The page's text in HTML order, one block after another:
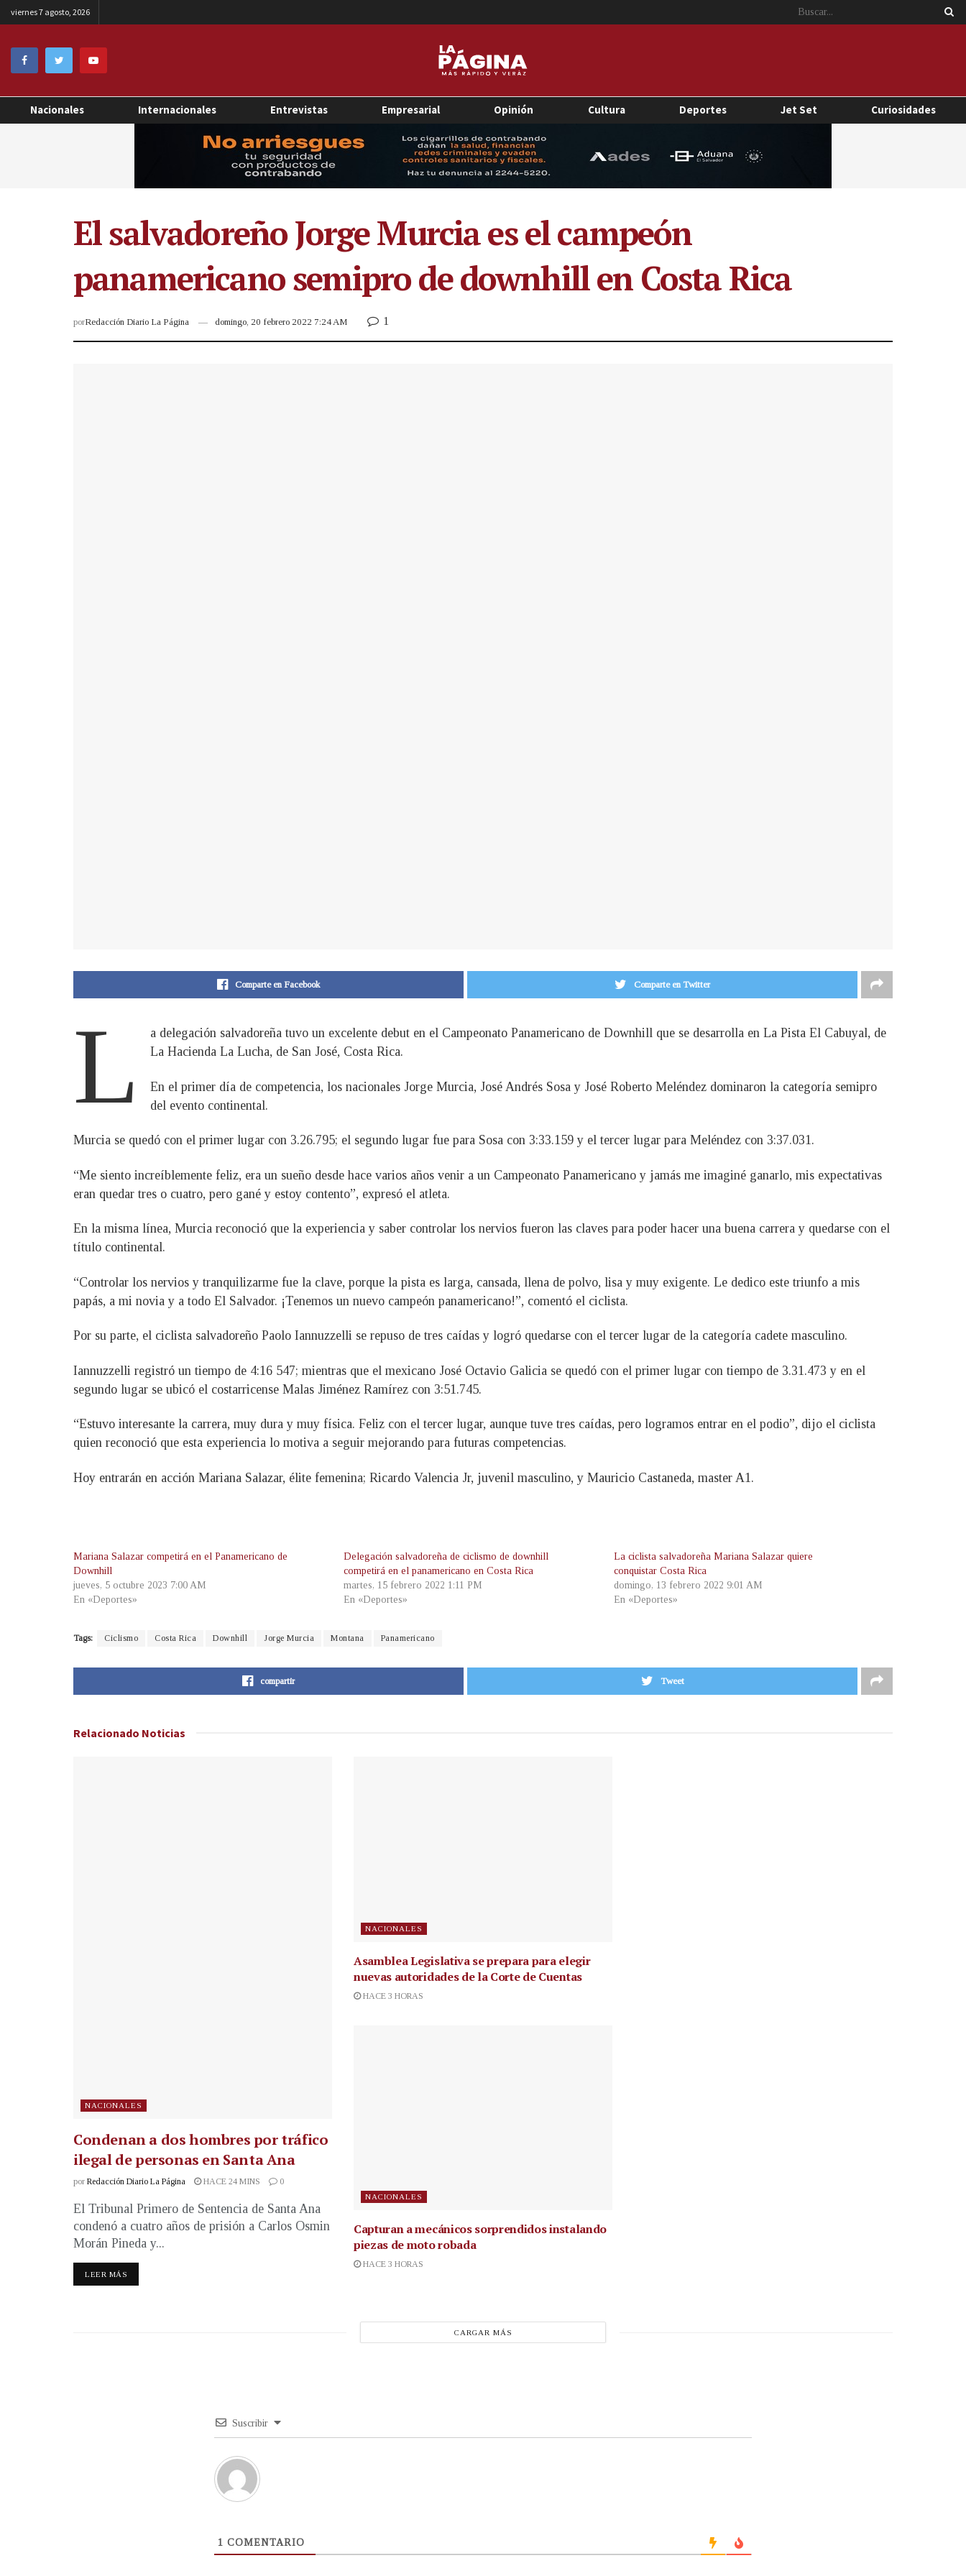
viernes 7 agosto, 2026
Nacionales Internacionales Entrevistas Empresarial Opinión Cultura Deportes Jet Set Curiosidades
El salvadoreño Jorge Murcia es el campeón
panamericano semipro de downhill en Costa Rica
porRedacción Diario La Página domingo, 20 febrero 2022 7:24 AM 1
Comparte en Facebook Comparte en Twitter
L
a delegación salvadoreña tuvo un excelente debut en el Campeonato Panamericano de Downhill que se desarrolla en La Pista El Cabuyal, de
La Hacienda La Lucha, de San José, Costa Rica.
En el primer día de competencia, los nacionales Jorge Murcia, José Andrés Sosa y José Roberto Meléndez dominaron la categoría semipro
del evento continental.
Murcia se quedó con el primer lugar con 3.26.795; el segundo lugar fue para Sosa con 3:33.159 y el tercer lugar para Meléndez con 3:37.031.
“Me siento increíblemente feliz, era un sueño desde hace varios años venir a un Campeonato Panamericano y jamás me imaginé ganarlo, mis expectativas
eran quedar tres o cuatro, pero gané y estoy contento”, expresó el atleta.
En la misma línea, Murcia reconoció que la experiencia y saber controlar los nervios fueron las claves para poder hacer una buena carrera y quedarse con el
título continental.
“Controlar los nervios y tranquilizarme fue la clave, porque la pista es larga, cansada, llena de polvo, lisa y muy exigente. Le dedico este triunfo a mis
papás, a mi novia y a todo El Salvador. ¡Tenemos un nuevo campeón panamericano!”, comentó el ciclista.
Por su parte, el ciclista salvadoreño Paolo Iannuzzelli se repuso de tres caídas y logró quedarse con el tercer lugar de la categoría cadete masculino.
Iannuzzelli registró un tiempo de 4:16 547; mientras que el mexicano José Octavio Galicia se quedó con el primer lugar con tiempo de 3.31.473 y en el
segundo lugar se ubicó el costarricense Malas Jiménez Ramírez con 3:51.745.
“Estuvo interesante la carrera, muy dura y muy física. Feliz con el tercer lugar, aunque tuve tres caídas, pero logramos entrar en el podio”, dijo el ciclista
quien reconoció que esta experiencia lo motiva a seguir mejorando para futuras competencias.
Hoy entrarán en acción Mariana Salazar, élite femenina; Ricardo Valencia Jr, juvenil masculino, y Mauricio Castaneda, master A1.
Mariana Salazar competirá en el Panamericano de
Downhill
jueves, 5 octubre 2023 7:00 AM
En «Deportes»
Delegación salvadoreña de ciclismo de downhill
competirá en el panamericano en Costa Rica
martes, 15 febrero 2022 1:11 PM
En «Deportes»
La ciclista salvadoreña Mariana Salazar quiere
conquistar Costa Rica
domingo, 13 febrero 2022 9:01 AM
En «Deportes»
Tags: Ciclismo Costa Rica Downhill Jorge Murcia Montana Panamericano
compartir Tweet
Relacionado Noticias
NACIONALES
Condenan a dos hombres por tráfico
ilegal de personas en Santa Ana
por Redacción Diario La Página HACE 24 MINS 0
El Tribunal Primero de Sentencia de Santa Ana
condenó a cuatro años de prisión a Carlos Osmin
Morán Pineda y...
LEER MÁS
NACIONALES
Asamblea Legislativa se prepara para elegir
nuevas autoridades de la Corte de Cuentas
HACE 3 HORAS
NACIONALES
Capturan a mecánicos sorprendidos instalando
piezas de moto robada
HACE 3 HORAS
CARGAR MÁS
Suscribir
1 COMENTARIO